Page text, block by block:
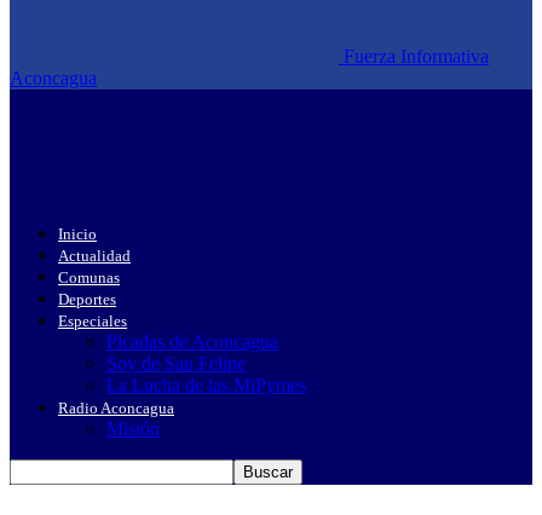
Fuerza Informativa
Aconcagua
Inicio
Actualidad
Comunas
Deportes
Especiales
Picadas de Aconcagua
Soy de San Felipe
La Lucha de las MiPymes
Radio Aconcagua
Misión